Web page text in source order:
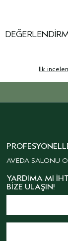
Ilk
AVEDA SALONU
YARDIMA MI
BIZE ULAŞIN!